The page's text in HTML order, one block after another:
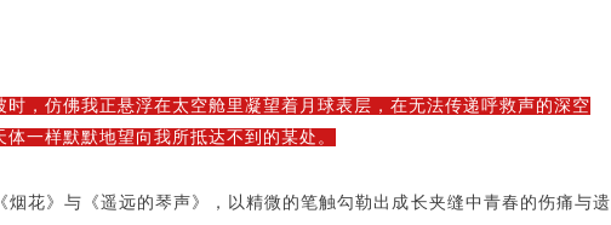
时，仿佛我正悬浮在太空舱里凝望着月球表层，在无法传递呼救声的深空
体一样默默地望向我所抵达不到的某处。
烟花》与《遥远的琴声》，以精微的笔触勾勒出成长夹缝中青春的伤痛与遗